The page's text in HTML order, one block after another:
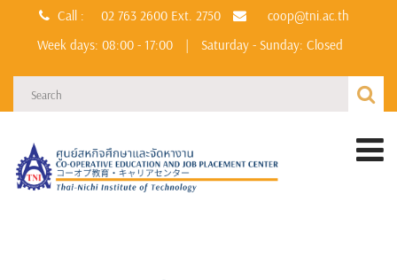
Call : 02 763 2600 Ext. 2750
coop@tni.ac.th
Week days: 08:00 - 17:00
| Saturday - Sunday: Closed